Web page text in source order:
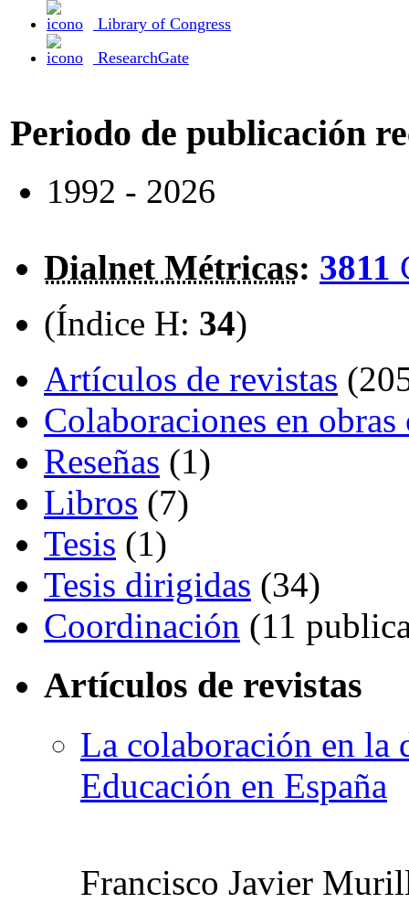
Library of Congress
ResearchGate
Periodo de publicación
1992 - 2026
Dialnet Métricas: 3811
(Índice H: 34)
Artículos de revistas
Colaboraciones en
Reseñas (1)
Libros (7)
Tesis (1)
Tesis dirigidas (34)
Coordinación (11
Artículos de revistas
La colaboración en la
Educación en España
Francisco Javier